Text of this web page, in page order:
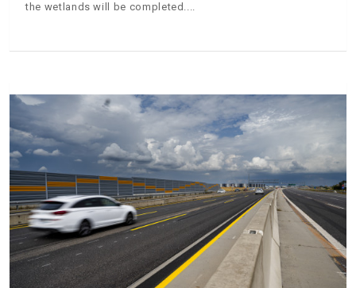
the wetlands will be completed.